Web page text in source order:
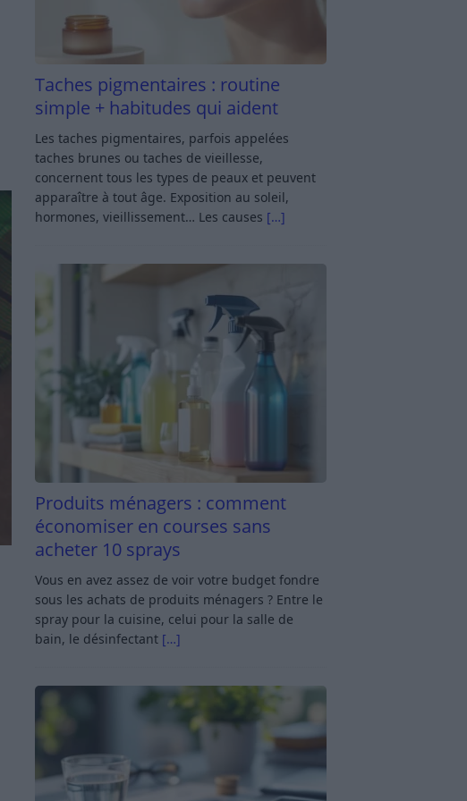
Taches pigmentaires : routine
simple + habitudes qui aident
Les taches pigmentaires, parfois appelées
taches brunes ou taches de vieillesse,
concernent tous les types de peaux et peuvent
apparaître à tout âge. Exposition au soleil,
hormones, vieillissement… Les causes […]
Produits ménagers : comment
économiser en courses sans
acheter 10 sprays
Vous en avez assez de voir votre budget fondre
sous les achats de produits ménagers ? Entre le
spray pour la cuisine, celui pour la salle de
bain, le désinfectant […]